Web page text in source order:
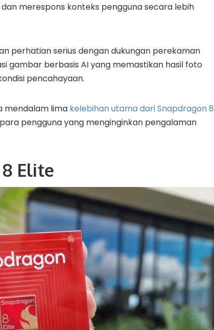
merespons konteks pengguna secara lebih
perhatian serius dengan dukungan perekaman
gambar berbasis AI yang memastikan hasil foto
pencahayaan.
mendalam lima kelebihan utama dari Snapdragon 8
pengguna yang menginginkan pengalaman
Elite